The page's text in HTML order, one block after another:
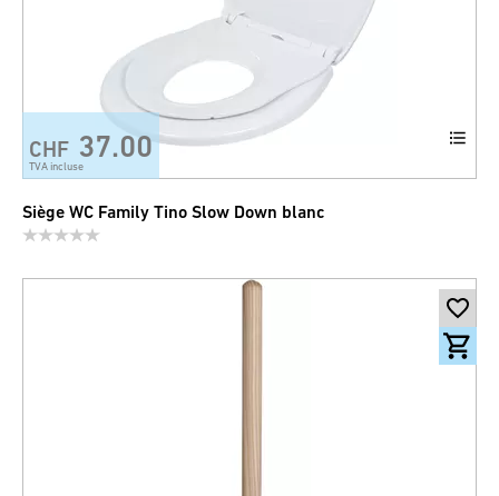
CHF 37.00
TVA incluse
Siège WC Family Tino Slow Down blanc